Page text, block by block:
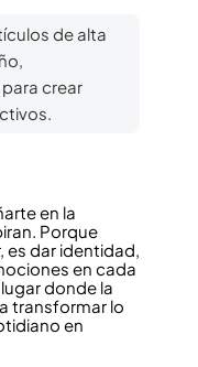
de alta
crear
en la
Porque
dar identidad,
en cada
donde la
transformar lo
en